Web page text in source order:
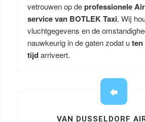
vetrouwen op deprofessionele
service van BOTLEK Taxi. Wij
vluchtgegevens en de
nauwkeurig in de gaten zodat uten
tijdarriveert.
VAN DUSSELDORF